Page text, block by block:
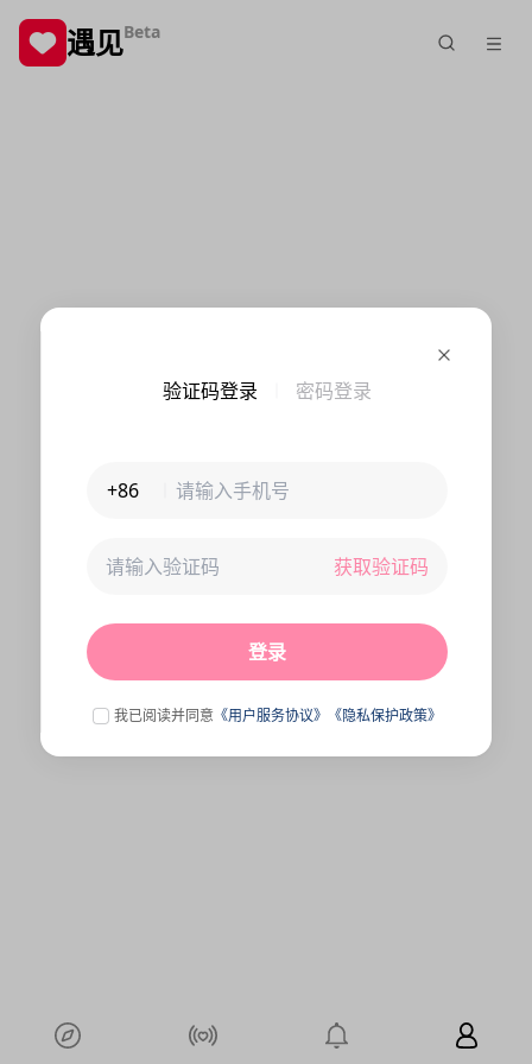
验证码登录 密码登录
+86
获取验证码
登录
我已阅读并同意 《用户服务协议》 《隐私保护政策》
遇见Beta
未连接到服务器,刷新一下试试